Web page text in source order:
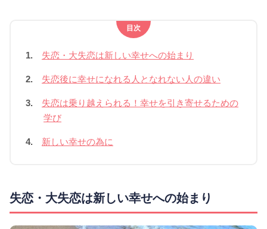
目次
1. 失恋・大失恋は新しい幸せへの始まり
2. 失恋後に幸せになれる人となれない人の違い
3.
失恋は乗り越えられる！幸せを引き寄せるための
学び
4. 新しい幸せの為に
失恋・大失恋は新しい幸せへの始まり